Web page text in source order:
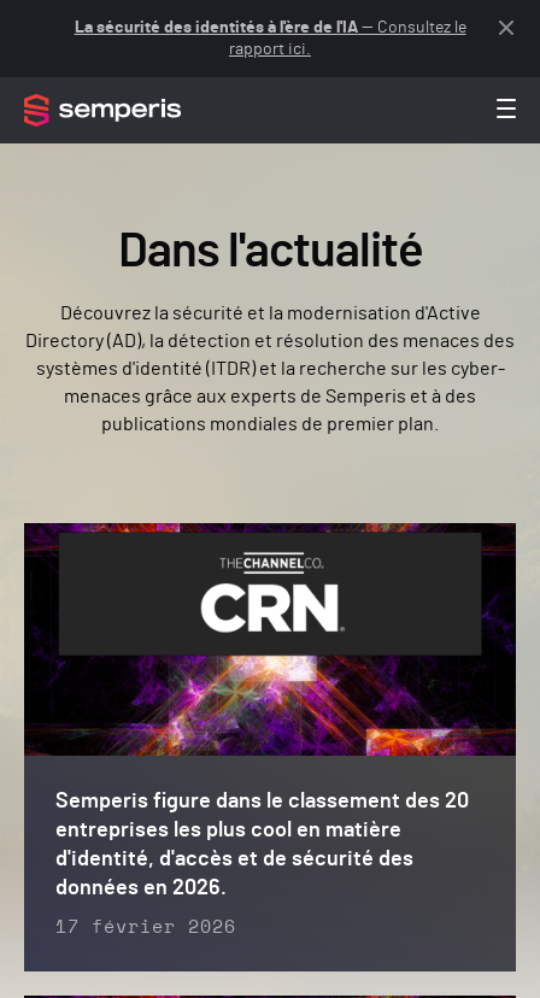
La sécurité des identités à l'ère de l'IA— Consultez le
rapport ici.
Dans l'actualité
Découvrez la sécurité et la modernisation d'Active
Directory (AD), la détection et résolution des menaces des
systèmes d'identité (ITDR) et la recherche sur les cyber-
menaces grâce aux experts de Semperis et à des
publications mondiales de premier plan.
Semperis figure dans le classement des 20
entreprises les plus cool en matière
d'identité, d'accès et de sécurité des
données en 2026.
17 février 2026